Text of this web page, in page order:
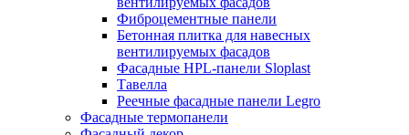
Фиброцементные панели
Бетонная плитка для навесных
вентилируемых фасадов
Фасадные HPL-панели Sloplast
Тавелла
Реечные фасадные панели Legro
Фасадные термопанели